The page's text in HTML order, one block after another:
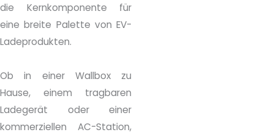
die Kernkomponente für
eine breite Palette von EV-
Ladeprodukten.
Ob in einer Wallbox zu
Hause, einem tragbaren
Ladegerät oder einer
kommerziellen AC-Station,